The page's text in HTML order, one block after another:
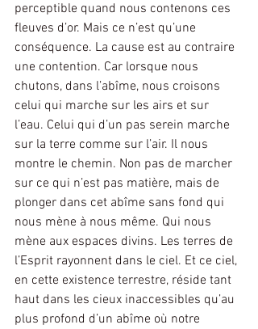
perceptible quand nous contenons ces
fleuves d’or. Mais ce n’est qu’une
conséquence. La cause est au contraire
une contention. Car lorsque nous
chutons, dans l’abîme, nous croisons
celui qui marche sur les airs et sur
l’eau. Celui qui d’un pas serein marche
sur la terre comme sur l’air. Il nous
montre le chemin. Non pas de marcher
sur ce qui n’est pas matière, mais de
plonger dans cet abîme sans fond qui
nous mène à nous même. Qui nous
mène aux espaces divins. Les terres de
l’Esprit rayonnent dans le ciel. Et ce ciel,
en cette existence terrestre, réside tant
haut dans les cieux inaccessibles qu’au
plus profond d’un abîme où notre